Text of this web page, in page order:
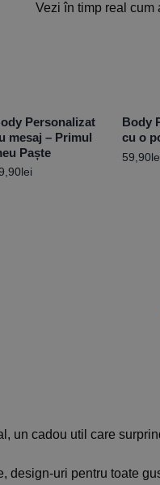
Vezi în timp real cum
Personalizat
mesaj – Primul
Paște
lei
Body
cu o
59,90
un cadou util care
design-uri pentru toate